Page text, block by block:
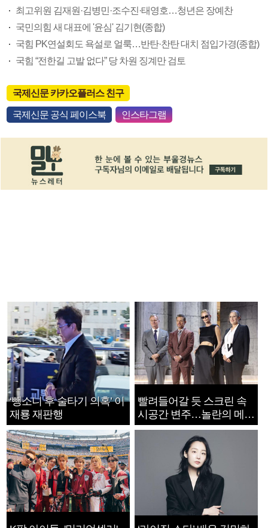
최고위원 김재원·김병민·조수진·태영호…청년은 장예찬
국민의힘 새 대표에 '윤심' 김기현(종합)
국힘 PK연설회도 욕설로 얼룩…반탄·찬탄 대치 점입가경(종합)
국힘 “전한길 고발 없다” 당 차원 징계만 검토
국제신문 카카오플러스 친구
국제신문 공식 페이스북 인스타그램
‘뺑소니 후 술타기 의혹’ 이
재룡 재판행
빨려들어갈 듯 스크린 속
시공간 변주…놀란의 메시
지는 ‘전쟁 속죄’